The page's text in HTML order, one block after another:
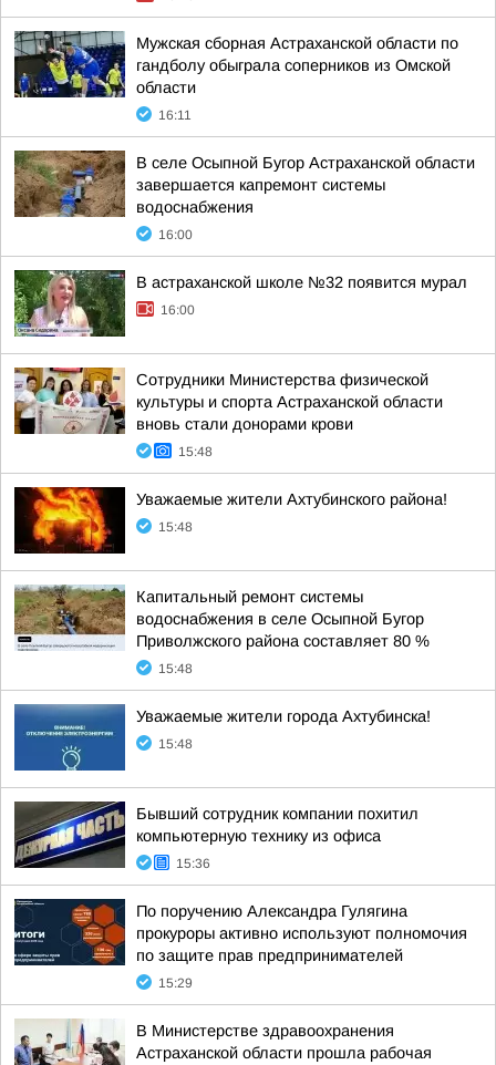
Мужская сборная Астраханской области по
гандболу обыграла соперников из Омской
области
16:11
В селе Осыпной Бугор Астраханской области
завершается капремонт системы
водоснабжения
16:00
В астраханской школе №32 появится мурал
16:00
Сотрудники Министерства физической
культуры и спорта Астраханской области
вновь стали донорами крови
15:48
Уважаемые жители Ахтубинского района!
15:48
Капитальный ремонт системы
водоснабжения в селе Осыпной Бугор
Приволжского района составляет 80 %
15:48
Уважаемые жители города Ахтубинска!
15:48
Бывший сотрудник компании похитил
компьютерную технику из офиса
15:36
По поручению Александра Гулягина
прокуроры активно используют полномочия
по защите прав предпринимателей
15:29
В Министерстве здравоохранения
Астраханской области прошла рабочая